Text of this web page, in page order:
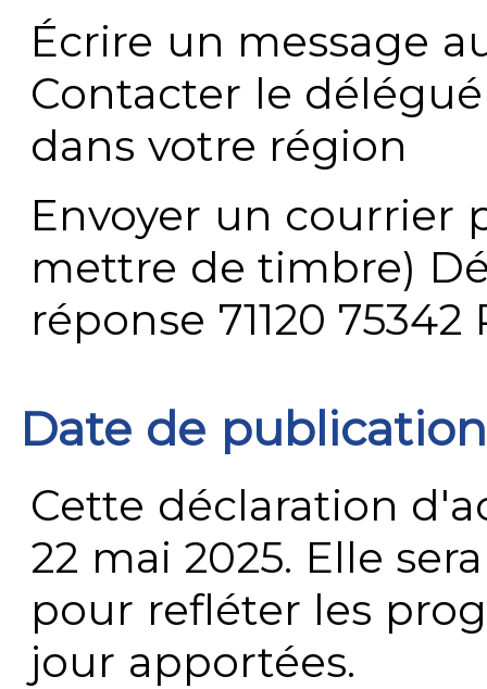
Écrire un message
Contacter le
dans votre région
Envoyer un courrier
mettre de timbre)
réponse 71120 75342
Date de publication
Cette déclaration
22 mai 2025. Elle
pour refléter les
jour apportées.